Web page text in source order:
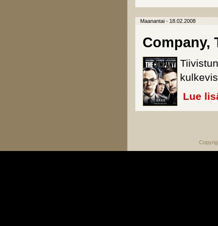
Maanantai - 18.02.2008
Company,
Lue